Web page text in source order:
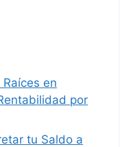
en
por
tu Saldo a